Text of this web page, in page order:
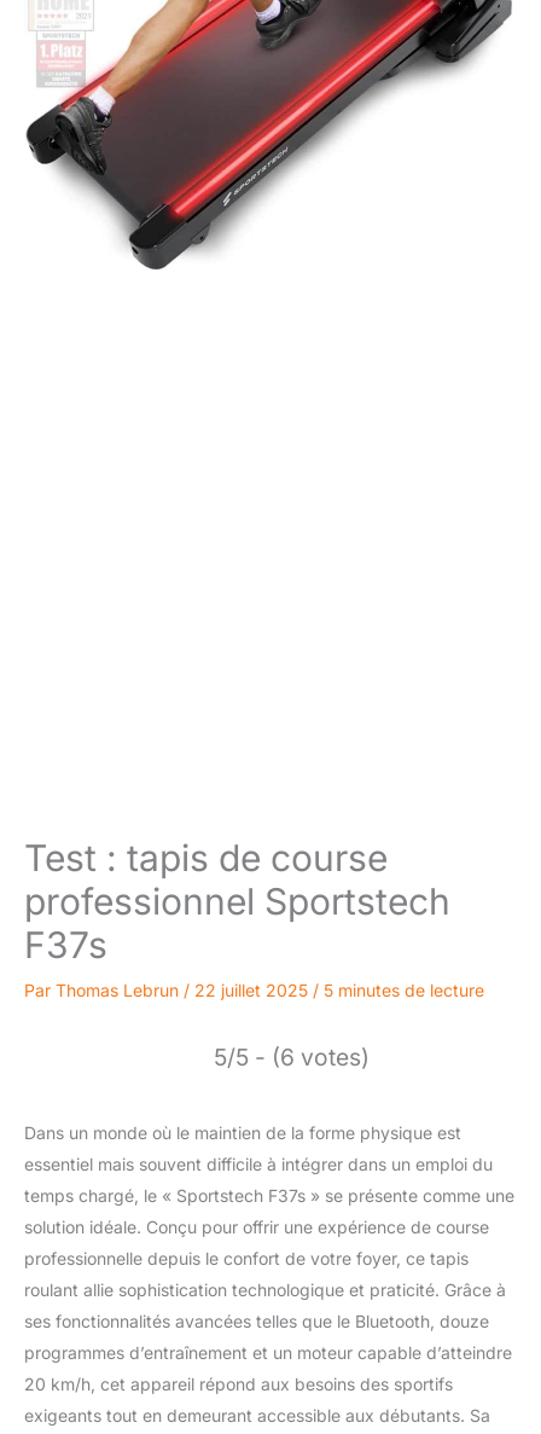
Test : tapis de course
professionnel Sportstech
F37s
Par Thomas Lebrun / 22 juillet 2025 / 5 minutes de lecture
5/5 - (6 votes)
Dans un monde où le maintien de la forme physique est
essentiel mais souvent difficile à intégrer dans un emploi du
temps chargé, le « Sportstech F37s » se présente comme une
solution idéale. Conçu pour offrir une expérience de course
professionnelle depuis le confort de votre foyer, ce tapis
roulant allie sophistication technologique et praticité. Grâce à
ses fonctionnalités avancées telles que le Bluetooth, douze
programmes d’entraînement et un moteur capable d’atteindre
20 km/h, cet appareil répond aux besoins des sportifs
exigeants tout en demeurant accessible aux débutants. Sa